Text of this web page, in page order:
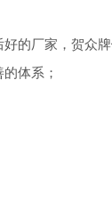
的厂家，贺众
体系；